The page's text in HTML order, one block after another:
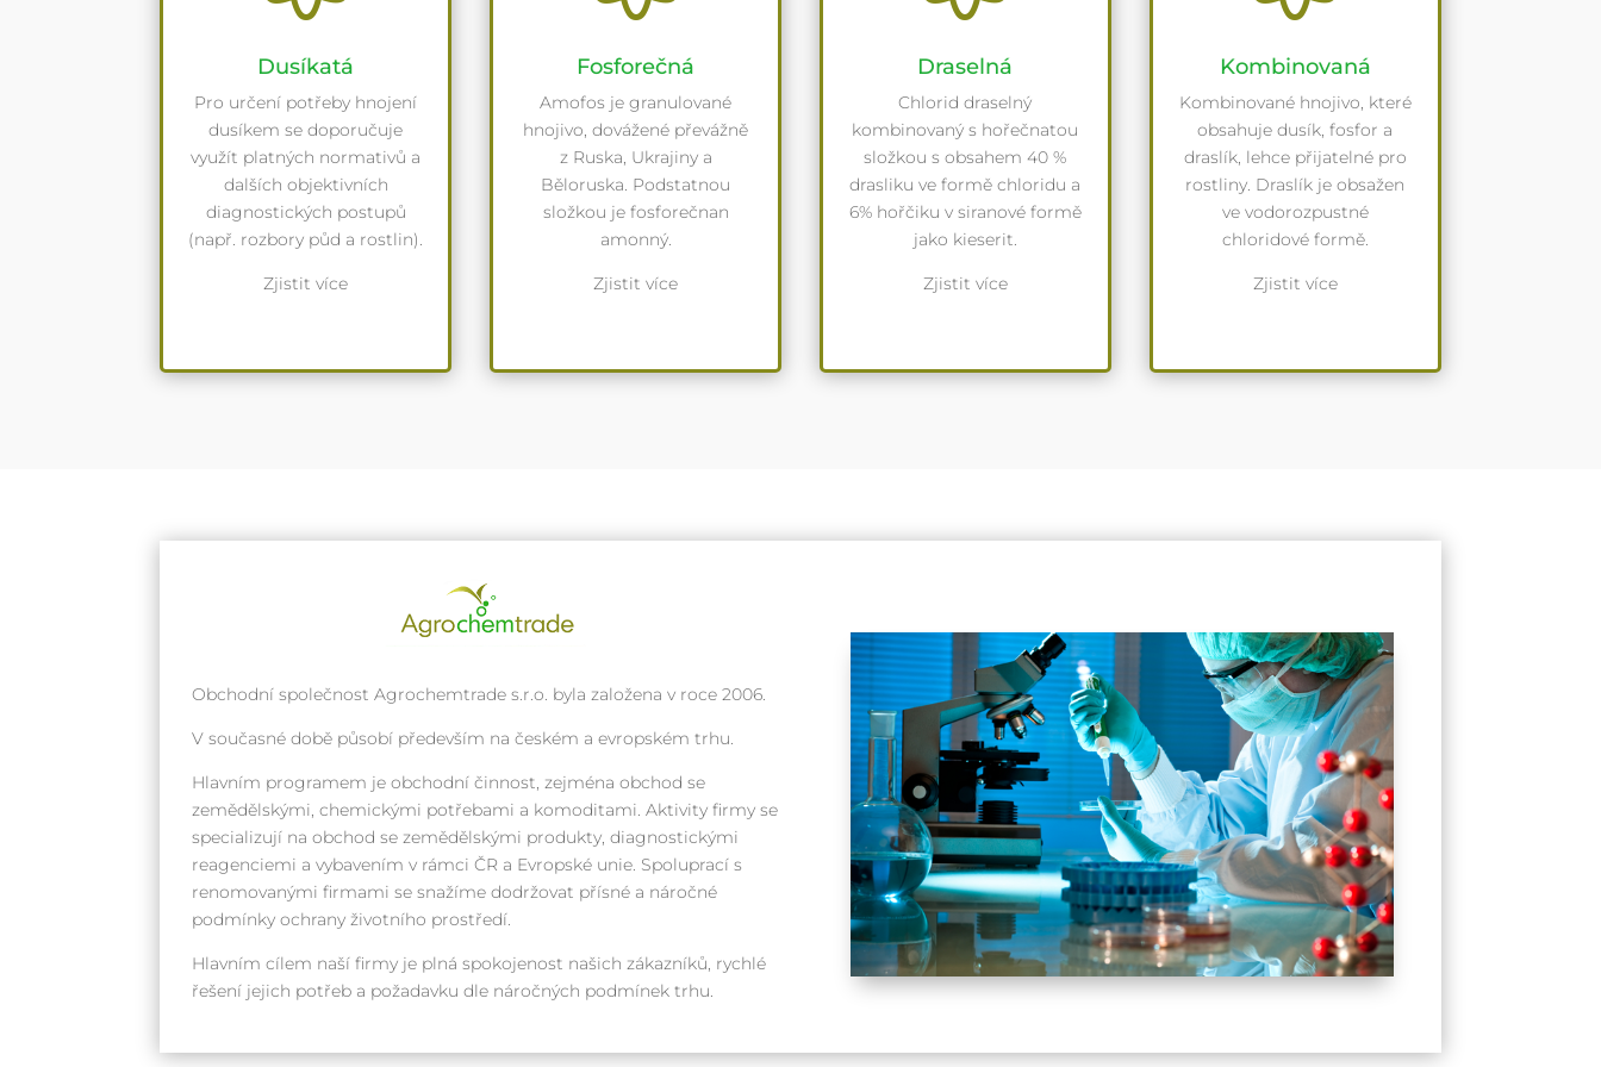
Dusíkatá
Pro určení potřeby hnojení
dusíkem se doporučuje
využít platných normativů a
dalších objektivních
diagnostických postupů
(např. rozbory půd a rostlin).
Zjistit více
Fosforečná
Amofos je granulované
hnojivo, dovážené převážně
z Ruska, Ukrajiny a
Běloruska. Podstatnou
složkou je fosforečnan
amonný.
Zjistit více
Draselná
Chlorid draselný
kombinovaný s hořečnatou
složkou s obsahem 40 %
drasliku ve formě chloridu a
6% hořčiku v siranové formě
jako kieserit.
Zjistit více
Kombinovaná
Kombinované hnojivo, které
obsahuje dusík, fosfor a
draslík, lehce přijatelné pro
rostliny. Draslík je obsažen
ve vodorozpustné
chloridové formě.
Zjistit více
Obchodní společnost Agrochemtrade s.r.o. byla založena v roce 2006.
V současné době působí především na českém a evropském trhu.
Hlavním programem je obchodní činnost, zejména obchod se
zemědělskými, chemickými potřebami a komoditami. Aktivity firmy se
specializují na obchod se zemědělskými produkty, diagnostickými
reagenciemi a vybavením v rámci ČR a Evropské unie. Spoluprací s
renomovanými firmami se snažíme dodržovat přísné a náročné
podmínky ochrany životního prostředí.
Hlavním cílem naší firmy je plná spokojenost našich zákazníků, rychlé
řešení jejich potřeb a požadavku dle náročných podmínek trhu.